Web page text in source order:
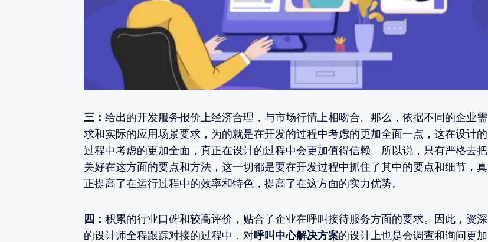
三： 给出的开发服务报价上经济合理，与市场行情上相吻合。那么，依据不同的企业需
求和实际的应用场景要求，为的就是在开发的过程中考虑的更加全面一点，这在设计的
过程中考虑的更加全面，真正在设计的过程中会更加值得信赖。所以说，只有严格去把
关好在这方面的要点和方法，这一切都是要在开发过程中抓住了其中的要点和细节，真
正提高了在运行过程中的效率和特色，提高了在这方面的实力优势。
四： 积累的行业口碑和较高评价，贴合了企业在呼叫接待服务方面的要求。因此，资深
的设计师全程跟踪对接的过程中，对呼叫中心解决方案的设计上也是会调查和询问更加